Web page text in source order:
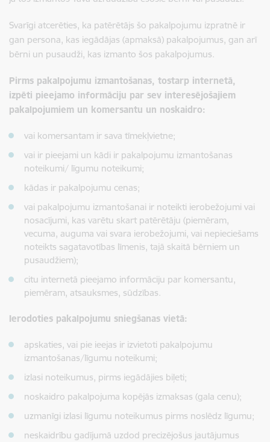
Svarīgi atcerēties, ka patērētājs šo pakalpojumu izpratnē ir
gan persona, kas iegādājas (apmaksā) pakalpojumus, gan arī
bērni un pusaudži, kas izmanto šos pakalpojumus.
Pirms pakalpojumu izmantošanas, tostarp internetā,
izpēti pieejamo informāciju par sev interesējošajiem
pakalpojumiem un komersantu un noskaidro:
vai komersantam ir sava tīmekļvietne;
vai ir pieejami un kādi ir pakalpojumu izmantošanas
noteikumi/ līgumu noteikumi;
kādas ir pakalpojumu cenas;
vai pakalpojumu izmantošanai ir noteikti ierobežojumi vai
nosacījumi, kas varētu skart patērētāju (piemēram,
vecuma, auguma vai svara ierobežojumi, vai nepieciešams
noteikts sagatavotības līmenis, tajā skaitā bērniem un
pusaudžiem);
citu internetā pieejamo informāciju par komersantu,
piemēram, atsauksmes, sūdzības.
Ierodoties pakalpojumu sniegšanas vietā:
apskaties, vai pie ieejas ir izvietoti pakalpojumu
izmantošanas/līgumu noteikumi;
izlasi noteikumus, pirms iegādājies biļeti;
noskaidro pakalpojuma kopējās izmaksas (gala cenu);
uzmanīgi izlasi līgumu noteikumus pirms noslēdz līgumu;
neskaidrību gadījumā uzdod precizējošus jautājumus